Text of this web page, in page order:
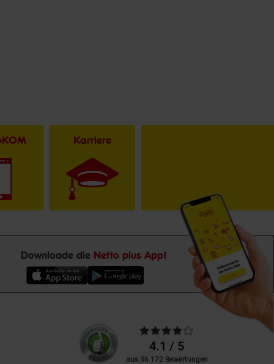
Karriere
Downloade die Netto plus App!
Unsere
Kundenbewertungen
Durchschnittliche
Bewertungen4.1 / 5
aus 36.172 Bewertungen